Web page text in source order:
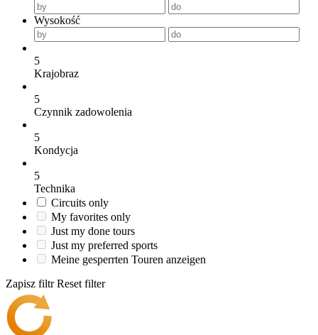
Wysokość
5
Krajobraz
5
Czynnik zadowolenia
5
Kondycja
5
Technika
Circuits only
My favorites only
Just my done tours
Just my preferred sports
Meine gesperrten Touren anzeigen
Zapisz filtr Reset filter